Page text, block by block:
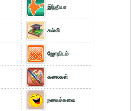
இந்தியா
கல்வி
ஜோதிடம்
கலைகள்
நகைச்சுவை